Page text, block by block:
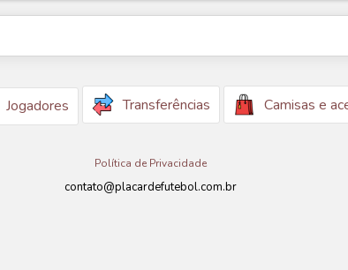
Jogadores Transferências Camisas e
Política de Privacidade
contato@placardefutebol.com.br